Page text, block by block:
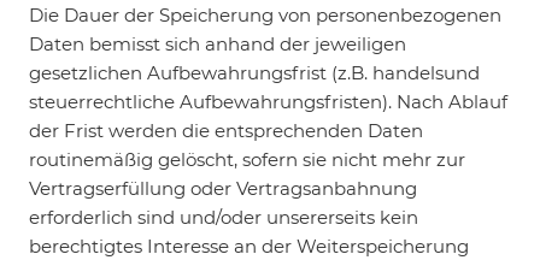
Die Dauer der Speicherung von personenbezogenen
Daten bemisst sich anhand der jeweiligen
gesetzlichen Aufbewahrungsfrist (z.B. handelsund
steuerrechtliche Aufbewahrungsfristen). Nach Ablauf
der Frist werden die entsprechenden Daten
routinemäßig gelöscht, sofern sie nicht mehr zur
Vertragserfüllung oder Vertragsanbahnung
erforderlich sind und/oder unsererseits kein
berechtigtes Interesse an der Weiterspeicherung